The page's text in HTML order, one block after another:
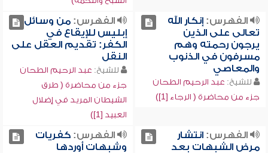
الفهرس:إنكار الله
تعالى على الذين
يرجون رحمته وهم
مسرفون في الذنوب
والمعاصي
للشيخ: عبد الرحيم الطحان
جزء من محاضرة ( الرجاء [1])
الفهرس:من وسائل
إبليس للإيقاع في
الكفر: تقديم العقل على
النقل
للشيخ: عبد الرحيم الطحان
جزء من محاضرة ( طرق
الشيطان المريد في إضلال
العبيد [1])
الفهرس:انتشار
مرض الشبهات بعد
الفهرس:كفريات
وشبهات أوردها